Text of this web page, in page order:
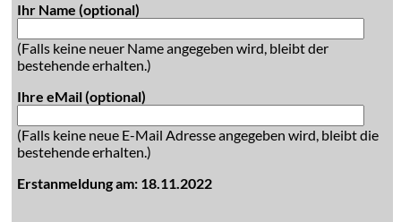
Ihr Name (optional)
(Falls keine neuer Name angegeben wird, bleibt der
bestehende erhalten.)
Ihre eMail (optional)
(Falls keine neue E-Mail Adresse angegeben wird, bleibt die
bestehende erhalten.)
Erstanmeldung am: 18.11.2022